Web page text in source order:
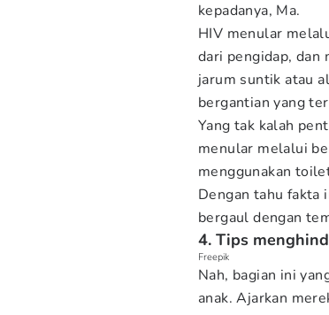
kepadanya, Ma.
HIV menular
dari pengidap, dan
jarum suntik atau
bergantian yang
Yang tak kalah
menular melalui
menggunakan
Dengan tahu fakta
bergaul dengan
4. Tips
Freepik
Nah, bagian ini
anak. Ajarkan